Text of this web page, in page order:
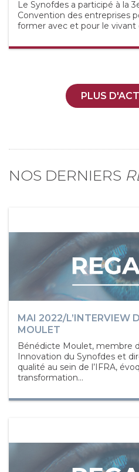
Le Synofdes a participé à la
Convention des entreprises
former avec et pour le vivant
PLUS
NOS DERNIERS
MAI 2022/L’INTERVIEW
MOULET
Bénédicte Moulet, membre
Innovation du Synofdes et
qualité au sein de l’IFRA,
transformation...